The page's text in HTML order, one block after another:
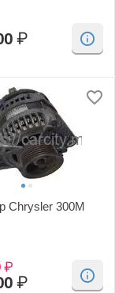
₽
Chrysler 300M
₽
₽